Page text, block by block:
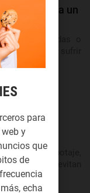
negocio sea un
en viviendas o
antes de sufrir
anti sabotaje,
que evitan
para
y
que
de
echa